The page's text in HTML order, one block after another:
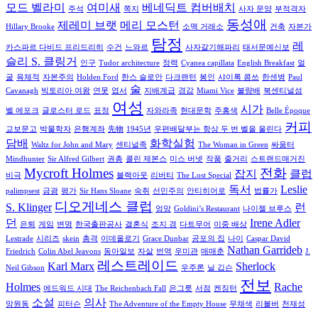
모드 벨라미 주석 여미새 쪽지 베네딕트 컴버배치 사자 문양 부적격자
Hillary Brooke 제레미 브랫 메리 모스턴 소맥 거래소 동성애 건축 자본가
카스파르 다비드 프리드리히 수건 느와르 탐정 사자갈기해파리 태서문예신보
레
슬리 S. 클링거
인구 Tudor architecture 정력 Cyanea capillata English Breakfast 얼
굴 육체적 자본주의 Holden Ford 한스 슬로안 다크랜턴 봉인 샤이록 콤쓰 한센병 Paul
Cavanagh 빅토리아 여왕 연못 엽서 술 지배계급 경감 Miami Vice 불량배 북센티널섬
벨 에포크 글로스터 로드 표정 여성 자와라족 현대문학 주홍색 시가 Belle Époque
교보문고 박물학자 은행계좌 先物 1945년 우편배달부는 항상 두 번 벨을 울린다 커피
담배 Waltz for John and Mary 센티널족 화학실험 The Woman in Green 싸움터
Mindhunter Sir Alfred Gilbert 권총 콜린 제본스 미스 버넷 작품 줄거리 스트랜드매거진
비극 Mycroft Holmes 블랙아웃 리버티 The Lost Special 잡지 전화 클럽
palimpsest 금광 평가 Sir Hans Sloane 숙취 선민주의 안티히어로 독서 법률가 Leslie
S. Klinger 디오게네스 클럽 엉망 Goldini’s Restaurant 나이젤 브루스
런
던
은퇴 게임 변명 한국출판공사 결혼식 조지 경 다트무어 이중 배상 Irene Adler
Lestrade 시리즈 skein 총격 이데올로기 Grace Dunbar 공포의 집 나이
Caspar David
Friedrich Colin Abel Jeavons 동아일보 자살 번역 우미관 매매춘 Nathan Garrideb J.
Neil Gibson Karl Marx 레스트레이드 우주론 닐 깁슨 Sherlock
Holmes 에드워드 시대 The Reichenbach Fall 은그릇 서점 켄징턴 전보 Rache
망원동 소설 피터슨 의사 The Adventure of the Empty House 무채색 리볼버 천재성